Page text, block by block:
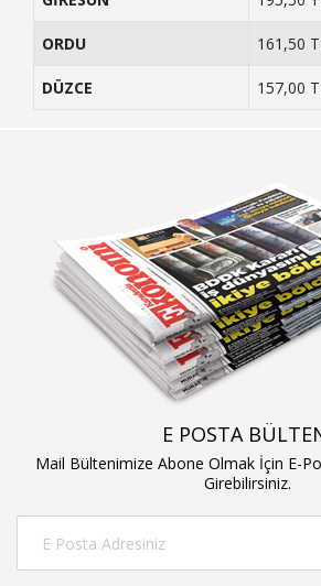
ORDU 161,50
DÜZCE 157,00
E POSTA
Mail Bültenimize Abone Olmak İçin E-
Girebilirsiniz.